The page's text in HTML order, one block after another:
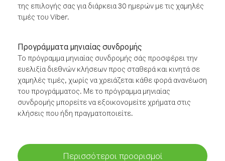
της επιλογής σας για διάρκεια 30 ημερών με τις χαμηλές
τιμές του Viber.
Προγράμματα μηνιαίας συνδρομής
Το πρόγραμμα μηνιαίας συνδρομής σάς προσφέρει την
ευελιξία διεθνών κλήσεων προς σταθερά και κινητά σε
χαμηλές τιμές, χωρίς να χρειάζεται κάθε φορά ανανέωση
του προγράμματος. Με το πρόγραμμα μηνιαίας
συνδρομής μπορείτε να εξοικονομείτε χρήματα στις
κλήσεις που ήδη πραγματοποιείτε.
Περισσότεροι προορισμοί